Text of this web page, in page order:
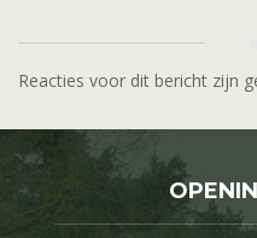
Reacties voor dit bericht zijn